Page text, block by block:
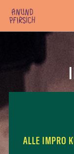
Zum Inhalt springen
ALLE IMPRO